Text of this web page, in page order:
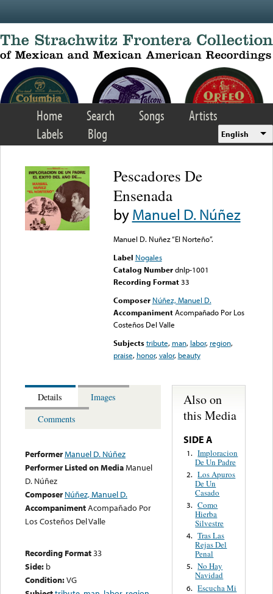
Home Search Songs
Artists
Labels
Blog English
Pescadores De
Ensenada
byManuel D. Núñez
Manuel D. Nuñez “El Norteño”.
Label Nogales
Catalog Number dnlp-1001
Recording Format33
Composer Núñez, Manuel D.
Accompaniment Acompañado Por Los
Costeños Del Valle
Subjects tribute, man, labor, region,
praise, honor,valor, beauty
Details
Images
Comments
PerformerManuel D. Núñez
Performer Listed on MediaManuel
D. Núñez
Composer Núñez, Manuel D.
AccompanimentAcompañado Por
Los Costeños Del Valle
Recording Format33
Side: b
Condition:VG
Also on
this Media
SIDE A
1. Imploracion
De Un Padre
2. Los Apuros
De Un
Casado
3. Como
Hierba
Silvestre
4. Tras Las
Rejas Del
Penal
5. No Hay
Navidad
6. Escucha Mi